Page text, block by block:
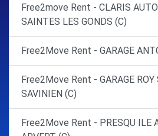
Free2move Rent - CLARIS
SAINTES LES GONDS (C)
Free2Move Rent - GARAGE
Free2Move Rent - GARAGE ROY
SAVINIEN (C)
Free2Move Rent - PRESQU ILE